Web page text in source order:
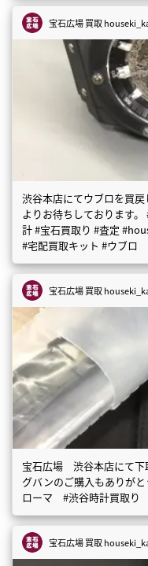
宝石広場 買取
渋谷本店にてウブロを買
よりお待ちしております
計 #宝石買取り #査定
#宅配買取キット #ウブロ
宝石広場 買取
宝石広場 渋谷本店にて
グバンのご購入もありが
ローマ #渋谷時計買取り
宝石広場 買取